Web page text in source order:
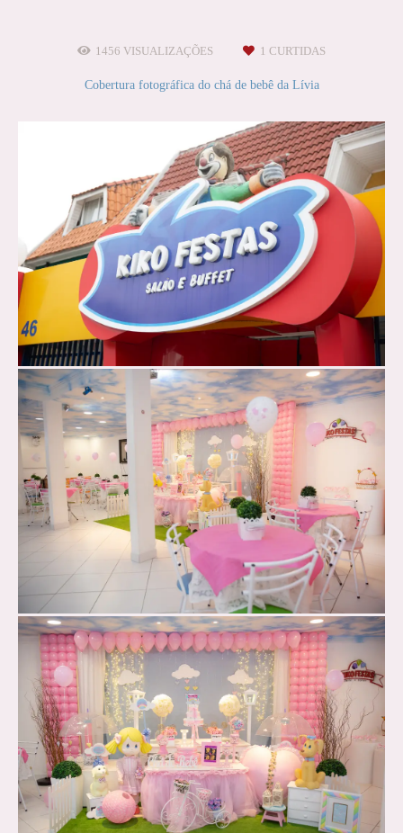
1456 VISUALIZAÇÕES 1 CURTIDAS
Cobertura fotográfica do chá de bebê da Lívia